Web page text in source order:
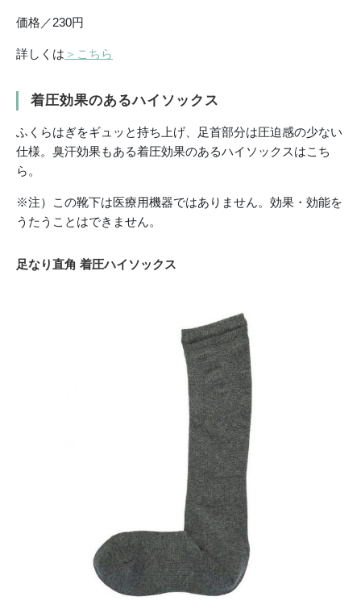
価格／230円
詳しくは ＞こちら
着圧効果のあるハイソックス
ふくらはぎをギュッと持ち上げ、足首部分は圧迫感の少ない
仕様。臭汗効果もある着圧効果のあるハイソックスはこち
ら。
※注）この靴下は医療用機器ではありません。効果・効能を
うたうことはできません。
足なり直角 着圧ハイソックス